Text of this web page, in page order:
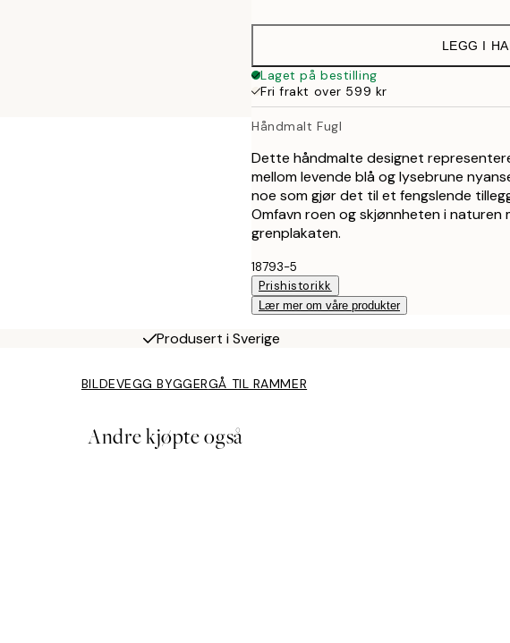
LEGG I
Laget på bestilling
Fri frakt over 599 kr
Håndmalt Fugl
Dette håndmalte designet
mellom levende blå og lysebrune
noe som gjør det til et fengslende
Omfavn roen og skjønnheten i
grenplakaten.
18793-5
Prishistorikk
Lær mer om våre produkter
Produsert i Sverige
BILDEVEGG BYGGERGÅ TIL RAMMER
Andre kjøpte også